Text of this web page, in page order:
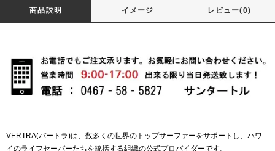
商品説明 イメージ レビュー(0)
VERTRA(バートラ)は、数多くの世界のトップサーファーをサポートし、ハワ
イのライフセーバーたちを統括する組織の公式プロバイダーです。